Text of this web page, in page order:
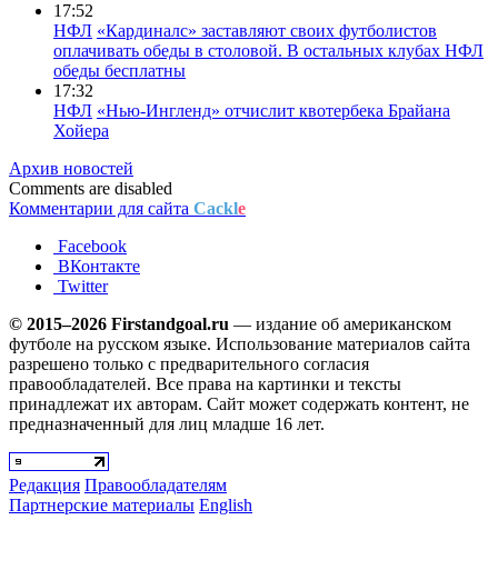
17:52
НФЛ «Кардиналс» заставляют своих футболистов
оплачивать обеды в столовой. В остальных клубах НФЛ
обеды бесплатны
17:32
НФЛ «Нью-Ингленд» отчислит квотербека Брайана
Хойера
Архив новостей
Comments are disabled
Комментарии для сайта Cackle
Facebook
ВКонтакте
Twitter
© 2015–2026 Firstandgoal.ru — издание об американском
футболе на русском языке. Использование материалов cайта
разрешено только с предварительного согласия
правообладателей. Все права на картинки и тексты
принадлежат их авторам. Сайт может содержать контент, не
предназначенный для лиц младше 16 лет.
Редакция Правообладателям
Партнерские материалы English